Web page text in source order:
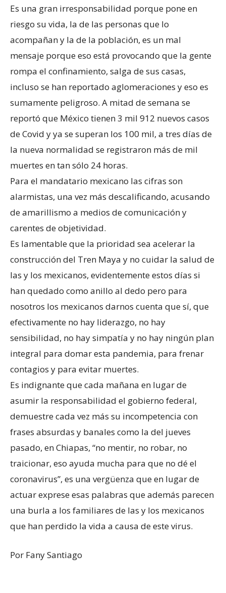
Es una gran irresponsabilidad porque pone en
riesgo su vida, la de las personas que lo
acompañan y la de la población, es un mal
mensaje porque eso está provocando que la gente
rompa el confinamiento, salga de sus casas,
incluso se han reportado aglomeraciones y eso es
sumamente peligroso. A mitad de semana se
reportó que México tienen 3 mil 912 nuevos casos
de Covid y ya se superan los 100 mil, a tres días de
la nueva normalidad se registraron más de mil
muertes en tan sólo 24 horas.
Para el mandatario mexicano las cifras son
alarmistas, una vez más descalificando, acusando
de amarillismo a medios de comunicación y
carentes de objetividad.
Es lamentable que la prioridad sea acelerar la
construcción del Tren Maya y no cuidar la salud de
las y los mexicanos, evidentemente estos días si
han quedado como anillo al dedo pero para
nosotros los mexicanos darnos cuenta que sí, que
efectivamente no hay liderazgo, no hay
sensibilidad, no hay simpatía y no hay ningún plan
integral para domar esta pandemia, para frenar
contagios y para evitar muertes.
Es indignante que cada mañana en lugar de
asumir la responsabilidad el gobierno federal,
demuestre cada vez más su incompetencia con
frases absurdas y banales como la del jueves
pasado, en Chiapas, “no mentir, no robar, no
traicionar, eso ayuda mucha para que no dé el
coronavirus”, es una vergüenza que en lugar de
actuar exprese esas palabras que además parecen
una burla a los familiares de las y los mexicanos
que han perdido la vida a causa de este virus.
Por Fany Santiago